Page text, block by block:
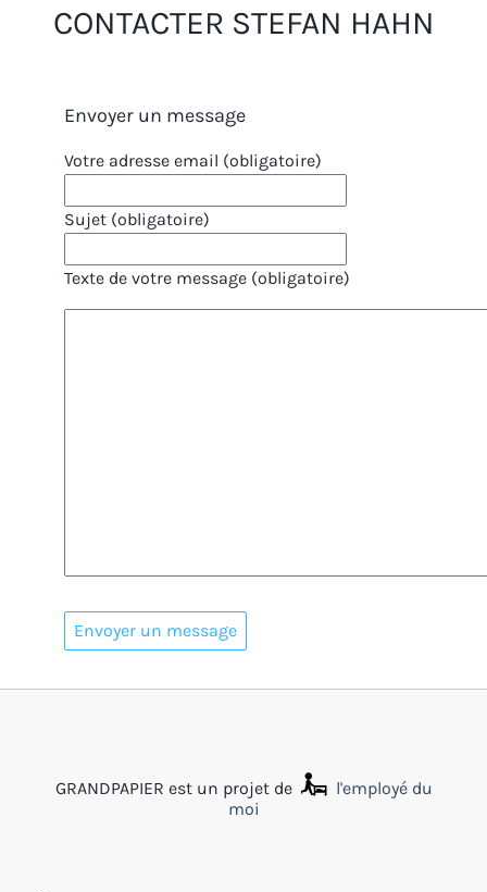
CONTACTER STEFAN HAHN
Envoyer un message
Votre adresse email (obligatoire)
Sujet (obligatoire)
Texte de votre message (obligatoire)
GRANDPAPIER est un projet de
l'employé du
moi